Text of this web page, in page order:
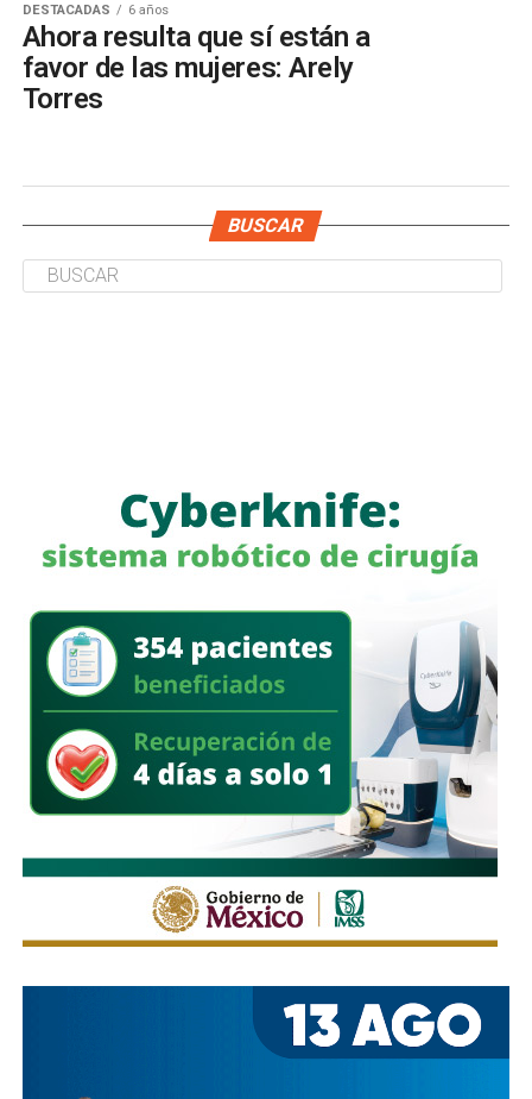
DESTACADAS 6 años
Ahora resulta que sí están a
favor de las mujeres: Arely
Torres
BUSCAR